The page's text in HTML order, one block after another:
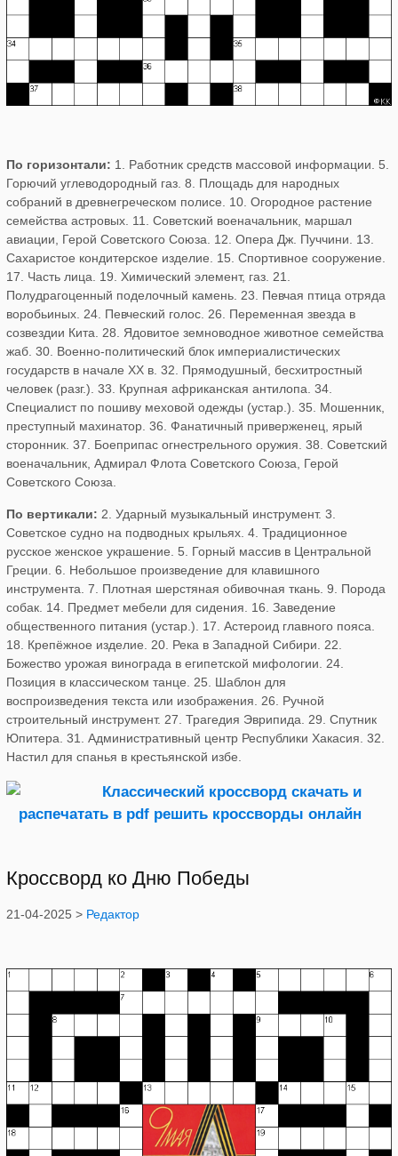
По горизонтали: 1. Работник средств массовой информации. 5.
Горючий углеводородный газ. 8. Площадь для народных
собраний в древнегреческом полисе. 10. Огородное растение
семейства астровых. 11. Советский военачальник, маршал
авиации, Герой Советского Союза. 12. Опера Дж. Пуччини. 13.
Сахаристое кондитерское изделие. 15. Спортивное сооружение.
17. Часть лица. 19. Химический элемент, газ. 21.
Полудрагоценный поделочный камень. 23. Певчая птица отряда
воробьиных. 24. Певческий голос. 26. Переменная звезда в
созвездии Кита. 28. Ядовитое земноводное животное семейства
жаб. 30. Военно-политический блок империалистических
государств в начале XX в. 32. Прямодушный, бесхитростный
человек (разг.). 33. Крупная африканская антилопа. 34.
Специалист по пошиву меховой одежды (устар.). 35. Мошенник,
преступный махинатор. 36. Фанатичный приверженец, ярый
сторонник. 37. Боеприпас огнестрельного оружия. 38. Советский
военачальник, Адмирал Флота Советского Союза, Герой
Советского Союза.
По вертикали: 2. Ударный музыкальный инструмент. 3.
Советское судно на подводных крыльях. 4. Традиционное
русское женское украшение. 5. Горный массив в Центральной
Греции. 6. Небольшое произведение для клавишного
инструмента. 7. Плотная шерстяная обивочная ткань. 9. Порода
собак. 14. Предмет мебели для сидения. 16. Заведение
общественного питания (устар.). 17. Астероид главного пояса.
18. Крепёжное изделие. 20. Река в Западной Сибири. 22.
Божество урожая винограда в египетской мифологии. 24.
Позиция в классическом танце. 25. Шаблон для
воспроизведения текста или изображения. 26. Ручной
строительный инструмент. 27. Трагедия Эврипида. 29. Спутник
Юпитера. 31. Административный центр Республики Хакасия. 32.
Настил для спанья в крестьянской избе.
Кроссворд ко Дню Победы
21-04-2025 > Редактор